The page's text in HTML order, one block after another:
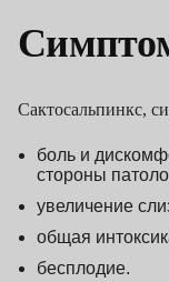
Сактосальпинкс,
боль и
стороны
увеличение
общая
бесплодие.